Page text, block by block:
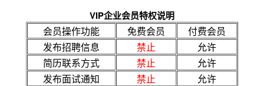
VIP企业会员特权说明
会员操作功能 免费会员
付费会员
发布招聘信息
禁止
允许
简历联系方式
禁止
允许
发布面试通知
禁止 允许